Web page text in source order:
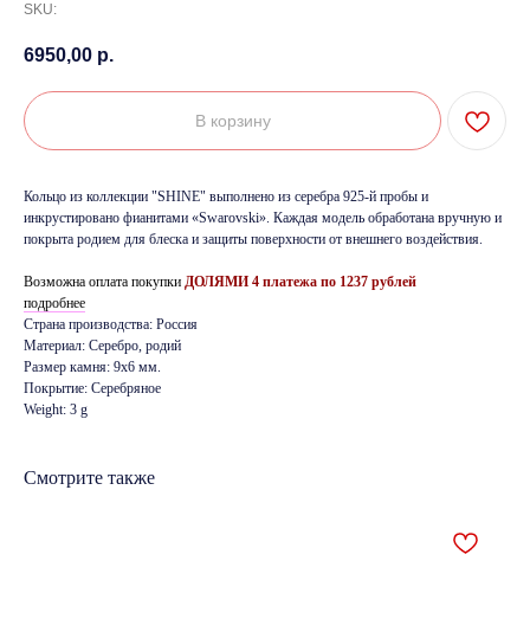
SKU:
6950,00 р.
В корзину
Кольцо из коллекции "SHINE" выполнено из серебра 925-й пробы и
инкрустировано фианитами «Swarovski». Каждая модель обработана вручную и
покрыта родием для блеска и защиты поверхности от внешнего воздействия.
Возможна оплата покупки ДОЛЯМИ 4 платежа по 1237 рублей
подробнее
Страна производства: Россия
Материал: Серебро, родий
Размер камня: 9х6 мм.
Покрытие: Серебряное
Weight: 3 g
Смотрите также